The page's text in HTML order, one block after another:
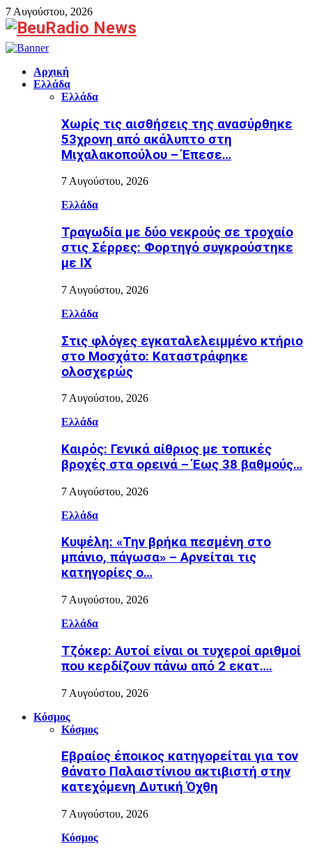
7 Αυγούστου, 2026
Facebook
Αρχική
Ελλάδα
Ελλάδα
Χωρίς τις αισθήσεις της ανασύρθηκε
53χρονη από ακάλυπτο στη
Μιχαλακοπούλου – Έπεσε…
7 Αυγούστου, 2026
Ελλάδα
Τραγωδία με δύο νεκρούς σε τροχαίο
στις Σέρρες: Φορτηγό συγκρούστηκε
με ΙΧ
7 Αυγούστου, 2026
Ελλάδα
Στις φλόγες εγκαταλελειμμένο κτήριο
στο Μοσχάτο: Καταστράφηκε
ολοσχερώς
7 Αυγούστου, 2026
Ελλάδα
Καιρός: Γενικά αίθριος με τοπικές
βροχές στα ορεινά – Έως 38 βαθμούς…
7 Αυγούστου, 2026
Ελλάδα
Κυψέλη: «Την βρήκα πεσμένη στο
μπάνιο, πάγωσα» – Αρνείται τις
κατηγορίες ο…
7 Αυγούστου, 2026
Ελλάδα
Τζόκερ: Αυτοί είναι οι τυχεροί αριθμοί
που κερδίζουν πάνω από 2 εκατ….
7 Αυγούστου, 2026
Κόσμος
Κόσμος
Εβραίος έποικος κατηγορείται για τον
θάνατο Παλαιστίνιου ακτιβιστή στην
κατεχόμενη Δυτική Όχθη
7 Αυγούστου, 2026
Κόσμος